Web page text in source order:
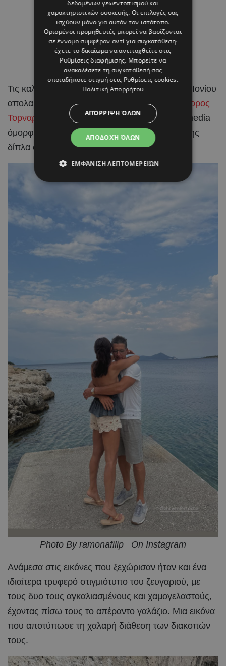
Τις καλοκαιρινές τουςδιακοπέςστα νησιά του Ιονίου
απολαμβάνουν ηΡαμόνα Φίλιπκαι ο
Χριστόφορος
Τορναρίτης
, μοιράζοντας μέσα από τα social media
όμορφα στιγμιότυπα από τις ημέρες χαλάρωσης
δίπλα στη θάλασσα.
Photo By ramonafilip_ On Instagram
Ανάμεσα στις εικόνες που ξεχώρισαν ήταν και ένα
ιδιαίτερα τρυφερό στιγμιότυπο του ζευγαριού, με
τους δυο τους αγκαλιασμένους και χαμογελαστούς,
έχοντας πίσω τους το απέραντο γαλάζιο. Μια εικόνα
που αποτύπωσε τη χαλαρή διάθεση των διακοπών
τους.
δεδομένων γεωεντοπισμού και
χαρακτηριστικών συσκευής. Οι επιλογές σας
ισχύουν μόνο για αυτόν τον ιστότοπο.
Ορισμένοι προμηθευτές μπορεί να βασίζονται
σε έννομο συμφέρον αντί για συγκατάθεση·
έχετε το δικαίωμα να αντιταχθείτε στις
Ρυθμίσεις διαφήμισης. Μπορείτε να
ανακαλέσετε τη συγκατάθεσή σας
οποιαδήποτε στιγμή στις Ρυθμίσεις cookies.
Πολιτική Απορρήτου
ΑΠΟΔΟΧΉ ΌΛΩΝ
ΑΠΌΡΡΙΨΗ ΌΛΩΝ
ΕΜΦΆΝΙΣΗ ΛΕΠΤΟΜΕΡΕΙΏΝ